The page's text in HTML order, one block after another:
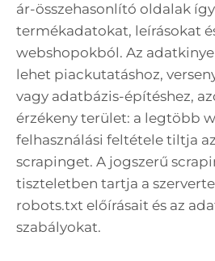
ár-összehasonlító oldalak
termékadatokat, leírásokat
webshopokból. Az
lehet piackutatáshoz,
vagy adatbázis-építéshez,
érzékeny terület: a legtöbb
felhasználási feltétele tiltja
scrapinget. A jogszerű
tiszteletben tartja a
robots.txt előírásait és az
szabályokat.